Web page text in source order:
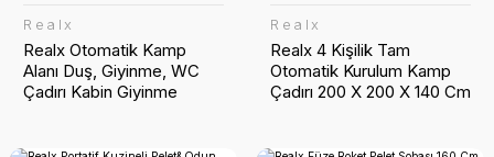
Realx
Realx Otomatik Kamp
Alanı Duş, Giyinme, WC
Çadırı Kabin Giyinme
Realx
Realx 4 Kişilik Tam
Otomatik Kurulum Kamp
Çadırı 200 X 200 X 140 Cm